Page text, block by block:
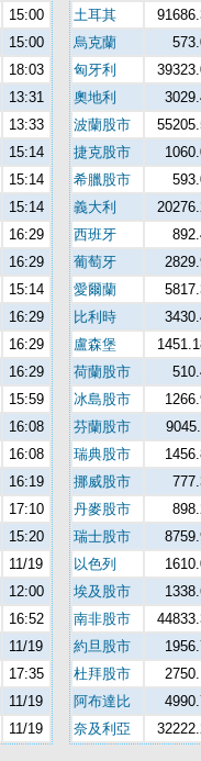
15:00
15:00
18:03
13:31
13:33
15:14
15:14
15:14
16:29
16:29
15:14
16:29
16:29
16:29
15:59
16:08
16:08
16:19
17:10
15:20
11/19
12:00
16:52
11/19
17:35
11/19
11/19
土耳其
烏克蘭
匈牙利
奧地利
波蘭股市
捷克股市
希臘股市
義大利
西班牙
葡萄牙
愛爾蘭
比利時
盧森堡
荷蘭股市
冰島股市
芬蘭股市
瑞典股市
挪威股市
丹麥股市
瑞士股市
以色列
埃及股市
南非股市
約旦股市
杜拜股市
阿布達比
奈及利亞